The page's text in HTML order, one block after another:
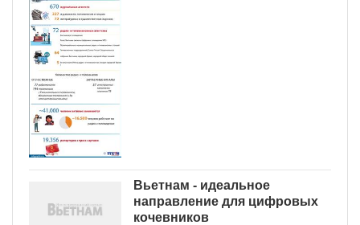
Вьетнам - идеальное
направление для цифровых
кочевников